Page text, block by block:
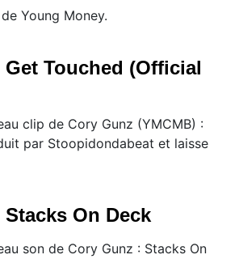
Young Money.
Touched (Official
clip de Cory Gunz (YMCMB) :
par Stoopidondabeat et laisse
On Deck
son de Cory Gunz : Stacks On